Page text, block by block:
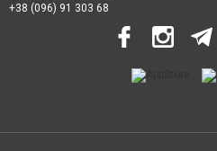
+38 (096) 91 303 68